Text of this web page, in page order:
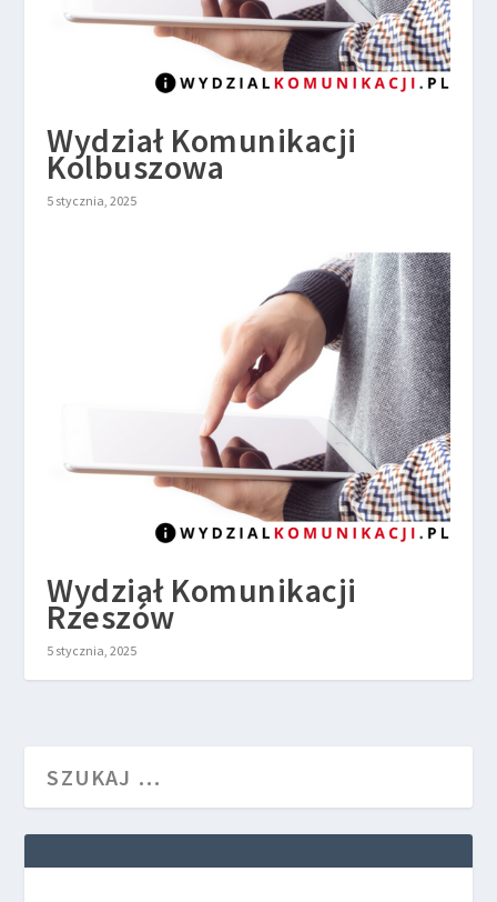
Wydział Komunikacji
Kolbuszowa
5 stycznia, 2025
Wydział Komunikacji
Rzeszów
5 stycznia, 2025